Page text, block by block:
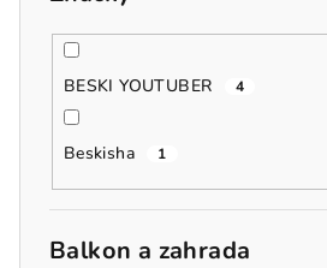
BESKI YOUTUBER 4
Beskisha 1
Balkon a zahrada